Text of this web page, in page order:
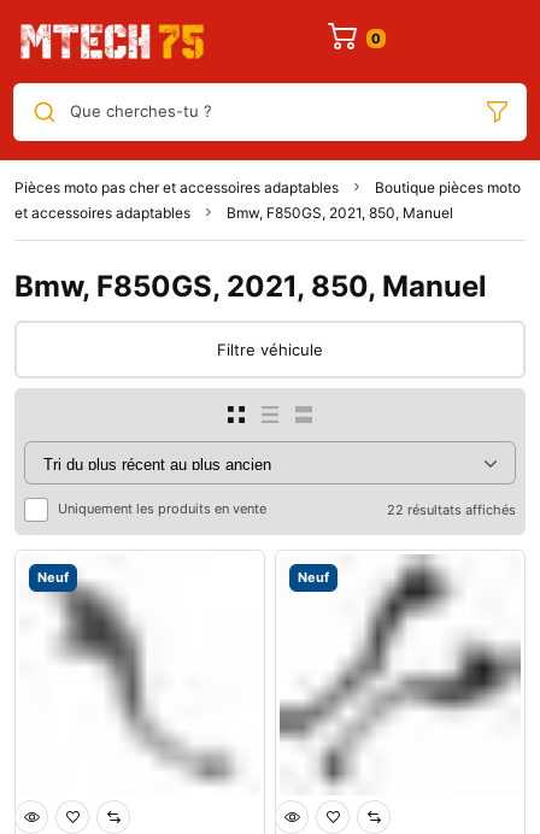
Que cherches-tu ?
Pièces moto pas cher et accessoires adaptables
Boutique pièces moto
et accessoires adaptables
Bmw, F850GS, 2021, 850, Manuel
Bmw, F850GS, 2021, 850, Manuel
Filtre véhicule
Uniquement les produits en vente 22 résultats affichés
Neuf Neuf